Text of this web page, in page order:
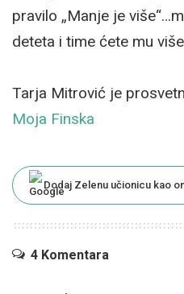
pravilo „Manje je
deteta i time ćete mu
Tarja Mitrović je
Moja Finska
Dodaj Zelenu učionicu kao
4 Komentara